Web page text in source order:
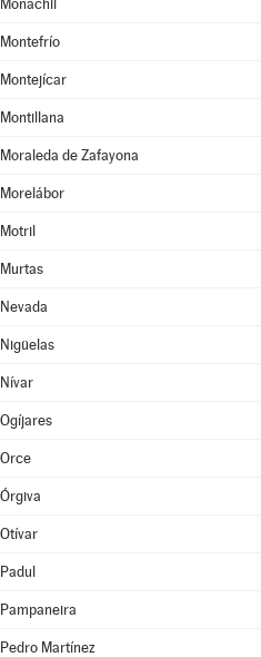
Monachil
Montefrío
Montejícar
Montillana
Moraleda de Zafayona
Morelábor
Motril
Murtas
Nevada
Nigüelas
Nívar
Ogíjares
Orce
Órgiva
Otívar
Padul
Pampaneira
Pedro Martínez